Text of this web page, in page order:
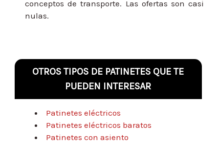
conceptos de transporte. Las ofertas son casi
nulas.
OTROS TIPOS DE PATINETES QUE TE
PUEDEN INTERESAR
Patinetes eléctricos
Patinetes eléctricos baratos
Patinetes con asiento